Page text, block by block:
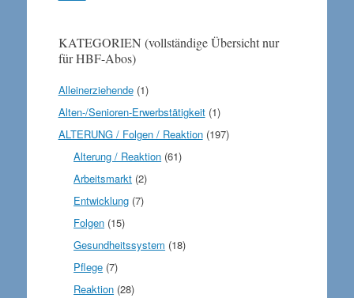
KATEGORIEN (vollständige Übersicht nur
für HBF-Abos)
Alleinerziehende(1)
Alten-/Senioren-Erwerbstätigkeit(1)
ALTERUNG / Folgen / Reaktion(197)
Alterung / Reaktion (61)
Arbeitsmarkt (2)
Entwicklung (7)
Folgen (15)
Gesundheitssystem (18)
Pflege (7)
Reaktion (28)